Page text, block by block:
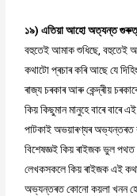
১৯) এতিয়া আহো অত্যন্ত
বহুতেই আমাক শুধিছে, বহুতেই
কথাটো প্ৰচাৰ কৰি আছে যে
ৰাজ্য চৰকাৰ আৰু কেন্দ্ৰীয়
কিয় কিছুমান মানুহে বাৰে বাৰে
পাটকাই অভয়াৰণ্যৰ অভ্যন্তৰত
বিশেষজ্ঞই কিয় ৰাইজক ভুল পথত
লেখকসকলে কিয় ৰাইজক এই কথা
অভ্যন্তৰত কোনো কয়লা খনন